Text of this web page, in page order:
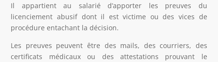
Il appartient au salarié d’apporter les preuves du
licenciement abusif dont il est victime ou des vices de
procédure entachant la décision.
Les preuves peuvent être des mails, des courriers, des
certificats médicaux ou des attestations prouvant le